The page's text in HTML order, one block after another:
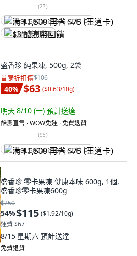
(27)
满 $1,500 再省 $75 (王道卡)
$3 酷澎幣回饋
盛香珍 純果凍, 500g, 2袋
首購折扣價$106
40% $63 ($0.63/10g)
明天 8/10 (一) 預計送達
酷澎直售 ∙ WOW免運 ∙ 免費退貨
(95)
满 $1,500 再省 $75 (王道卡)
盛香珍 零卡果凍 健康本味 600g, 1個,
盛香珍零卡果凍600g
$250
54%$115 ($1.92/10g)
運費 $67
8/15 星期六 預計送達
免費退貨